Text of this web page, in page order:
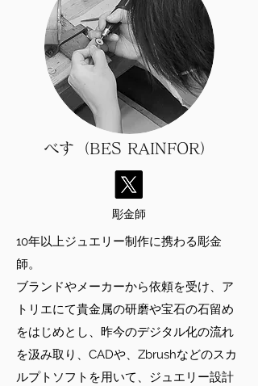
​べす（BES RAINFOR）
彫金師
10年以上ジュエリー制作に携わる彫金
師。
​ブランドやメーカーから依頼を受け、ア
トリエにて貴金属の研磨や宝石の石留め
をはじめとし、 昨今のデジタル化の流れ
を汲み取り、CADや、Zbrushなどのスカ
ルプトソフトを用いて、ジュエリー設計